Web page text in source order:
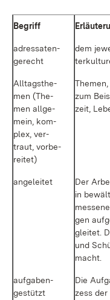
Be­griff
adres­sa­ten­
ge­recht
dem
All­tags­the­
men (The­
men all­ge­
mein, kom­
plex, ver­
traut, vor­be­
rei­tet)
zum
zeit,
an­ge­lei­tet
Der
in
gen
glei­tet.
und
macht.
auf­ga­ben­
ge­stützt
Die
zess der